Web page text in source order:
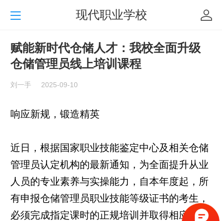
现代职业学校
赋能新时代仓储人才：我校全面升级
仓储管理员线上培训课程
刘一手 2025-09-10
响应新规，锻造精英
近日，根据国家职业技能鉴定中心及相关仓储
管理员认定机构的最新通知，为全面提升从业
人员的专业素养与实操能力，自本年度起，所
有申报仓储管理员职业技能等级证书的考生，
必须完成指定课时的正规培训并取得相应证